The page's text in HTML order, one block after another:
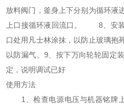
放料阀门，釜身上下分别为循环液
上口接循环液回流口。 8、安装
口处用凡士林涂抹，以防止玻璃抱
以防漏气。9、按下万向轮轮固定
定，说明调试已好
使用方法
1、检查电源电压与机器铭